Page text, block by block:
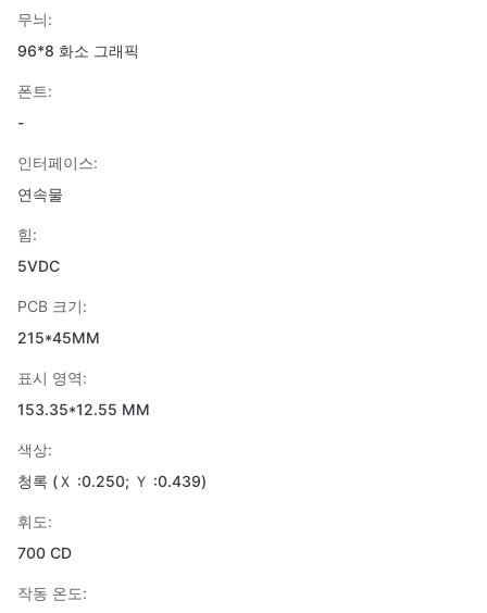
무늬:
96*8 화소 그래픽
폰트:
-
인터페이스:
연속물
힘:
5VDC
PCB 크기:
215*45MM
표시 영역:
153.35*12.55 MM
색상:
청록 (Ｘ :0.250; Ｙ :0.439)
휘도:
700 CD
작동 온도: